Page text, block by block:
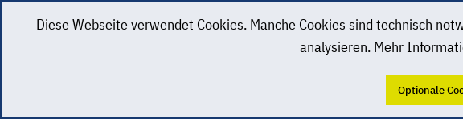
Diese Webseite verwendet Cookies. Manche Cookies sind technisch
analysieren. Mehr
Optionale